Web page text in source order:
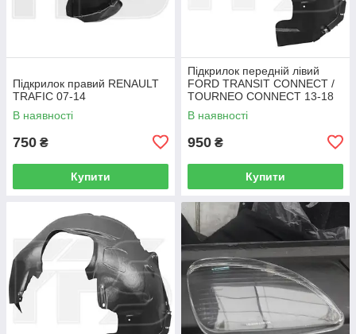
Підкрилок правий RENAULT
TRAFIC 07-14
В наявності
750 ₴
Купити
Підкрилок передній лівий
FORD TRANSIT CONNECT /
TOURNEO CONNECT 13-18
В наявності
950 ₴
Купити